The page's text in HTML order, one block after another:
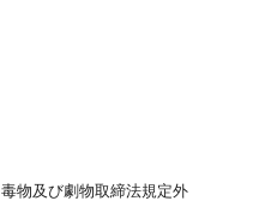
毒物及び劇物取締法規定外